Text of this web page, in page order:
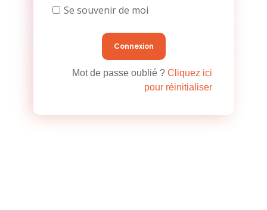
Se souvenir de moi
Mot de passe oublié ?Cliquez ici
pour réinitialiser